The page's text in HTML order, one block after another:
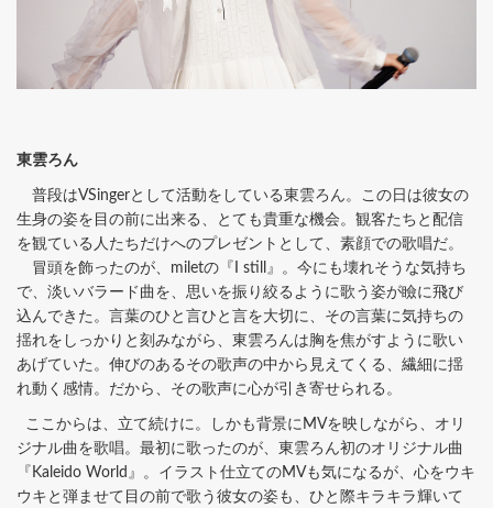
東雲ろん
普段はVSingerとして活動をしている東雲ろん。この日は彼女の
生身の姿を目の前に出来る、とても貴重な機会。観客たちと配信
を観ている人たちだけへのプレゼントとして、素顔での歌唱だ。
冒頭を飾ったのが、miletの『I still』。今にも壊れそうな気持ち
で、淡いバラード曲を、思いを振り絞るように歌う姿が瞼に飛び
込んできた。言葉のひと言ひと言を大切に、その言葉に気持ちの
揺れをしっかりと刻みながら、東雲ろんは胸を焦がすように歌い
あげていた。伸びのあるその歌声の中から見えてくる、繊細に揺
れ動く感情。だから、その歌声に心が引き寄せられる。
ここからは、立て続けに。しかも背景にMVを映しながら、オリ
ジナル曲を歌唱。最初に歌ったのが、東雲ろん初のオリジナル曲
『Kaleido World』。イラスト仕立てのMVも気になるが、心をウキ
ウキと弾ませて目の前で歌う彼女の姿も、ひと際キラキラ輝いて